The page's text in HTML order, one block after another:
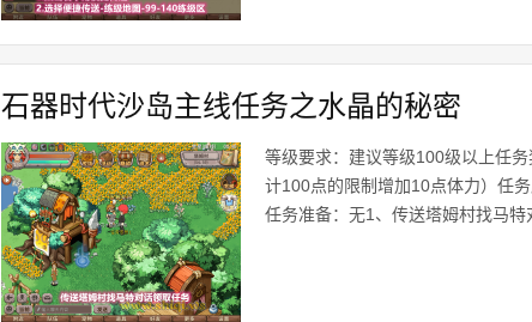
石器时代沙岛主线任务之水晶的秘密
等级要求：建议等级100级以上任
计100点的限制增加10点体力）任
任务准备：无1、传送塔姆村找马特